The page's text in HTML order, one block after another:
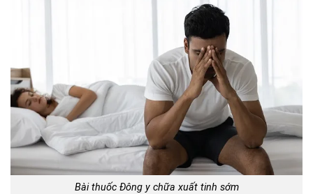
Bài thuốc Đông y chữa xuất tinh sớm